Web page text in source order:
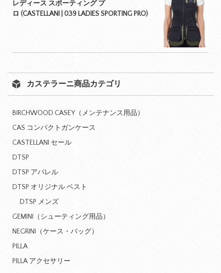
レディース スポーティング プ
ロ (CASTELLANI | 039 LADIES SPORTING PRO)
カステラーニ商品カテゴリ
BIRCHWOOD CASEY（メンテナンス用品）
CAS コンパクトガンケース
CASTELLANI セール
DTSP
DTSP アパレル
DTSP オリジナル ベスト
DTSP メンズ
GEMINI（シューティング用品）
NEGRINI（ケース・バッグ）
PILLA
PILLA アクセサリー